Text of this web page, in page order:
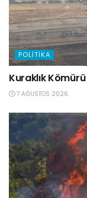
POLITIKA
Kuraklık
7 AĞUSTOS 2026